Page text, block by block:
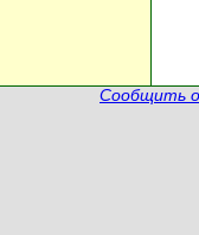
Сообщить о